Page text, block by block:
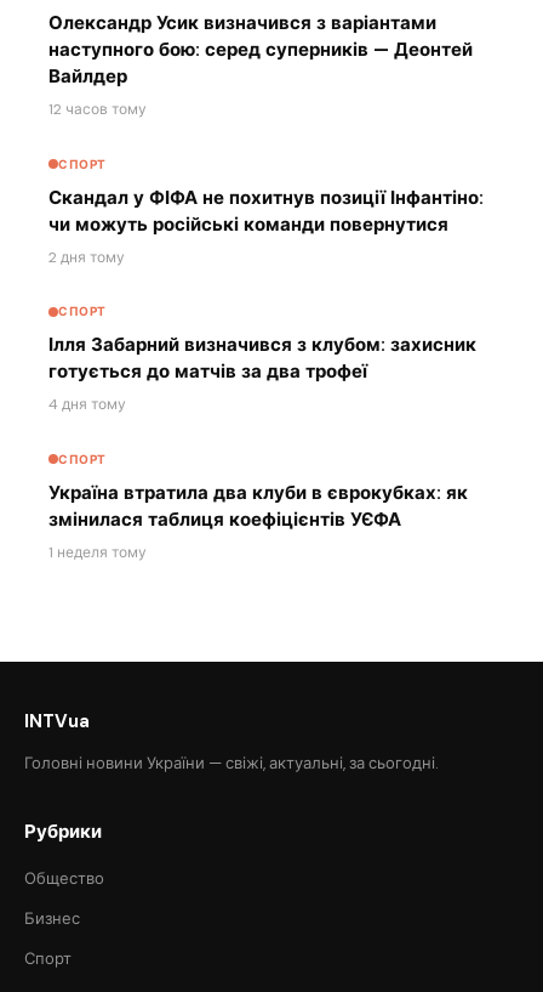
Олександр Усик визначився з варіантами
наступного бою: серед суперників — Деонтей
Вайлдер
12 часов тому
СПОРТ
Скандал у ФІФА не похитнув позиції Інфантіно:
чи можуть російські команди повернутися
2 дня тому
СПОРТ
Ілля Забарний визначився з клубом: захисник
готується до матчів за два трофеї
4 дня тому
СПОРТ
Україна втратила два клуби в єврокубках: як
змінилася таблиця коефіцієнтів УЄФА
1 неделя тому
INTVua
Головні новини України — свіжі, актуальні, за сьогодні.
Рубрики
Общество
Бизнес
Спорт